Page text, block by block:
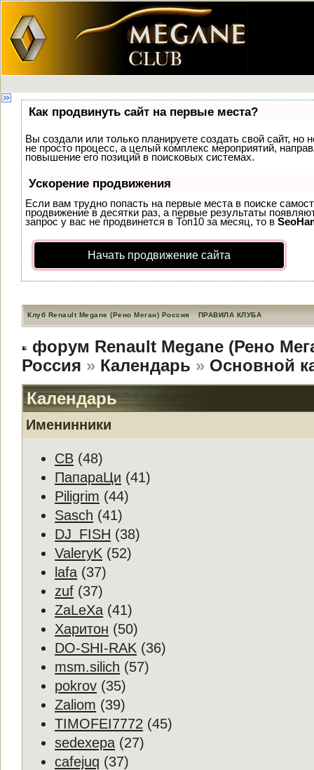
Как продвинуть сайт на первые места?
Вы создали или только планируете создать свой сайт, но
не просто процесс, а целый комплекс мероприятий,
повышение его позиций в поисковых системах.
Ускорение продвижения
Если вам трудно попасть на первые места в поиске
продвижение в десятки раз, а первые результаты
запрос у вас не продвинется в Топ10 за месяц, то в
Начать продвижение сайта
Клуб Renault Megane (Рено Меган) Россия ПРАВИЛА КЛУБА
форум Renault Megane (Рено
Россия » Календарь » Основной
Календарь
Именинники
CB (48)
ПапараЦи (41)
Piligrim (44)
Sasch (41)
DJ_FISH (38)
ValeryK (52)
lafa (37)
zuf (37)
ZaLeXa (41)
Харитон (50)
DO-SHI-RAK (36)
msm.silich (57)
pokrov (35)
Zaliom (39)
TIMOFEI7772 (45)
sedexepa (27)
cafejuq (37)